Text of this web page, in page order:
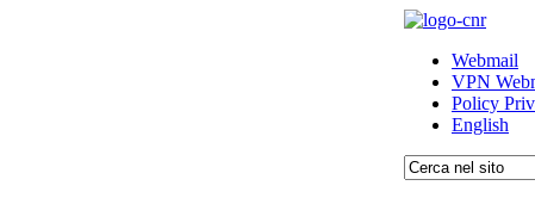
Webmail
VPN
Policy
English